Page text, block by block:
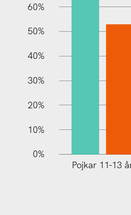
100%
60%
50%
40%
30%
20%
10%
0%
Pojkar 11-13